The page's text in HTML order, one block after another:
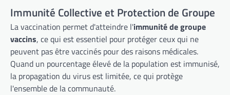
Immunité Collective et Protection de Groupe
La vaccination permet d'atteindre l'immunité de groupe
vaccins, ce qui est essentiel pour protéger ceux qui ne
peuvent pas être vaccinés pour des raisons médicales.
Quand un pourcentage élevé de la population est immunisé,
la propagation du virus est limitée, ce qui protège
l'ensemble de la communauté.